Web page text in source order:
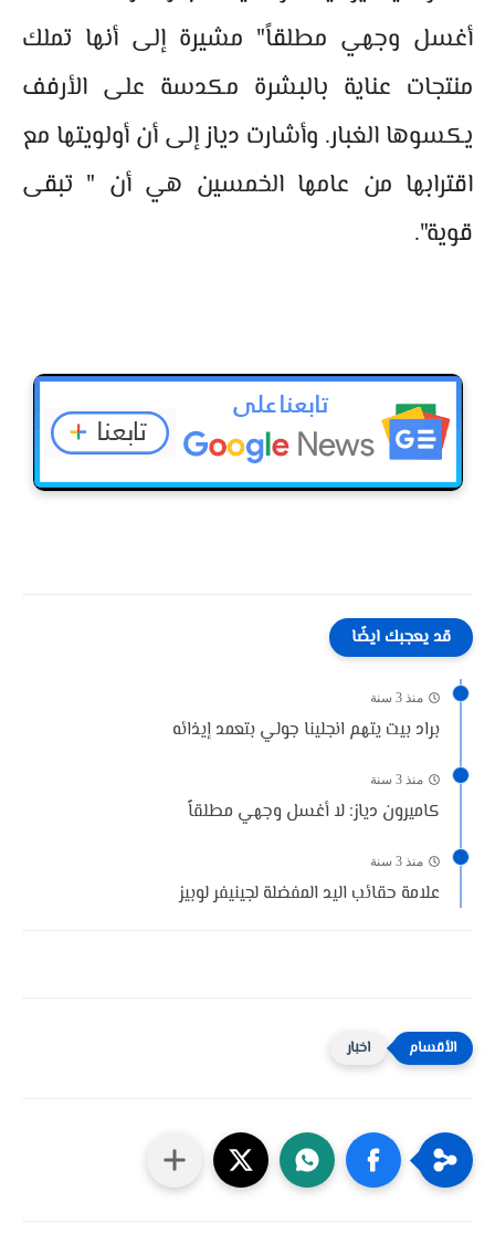
أغسل وجهي مطلقاً" مشيرة إلى أنها تملك
منتجات عناية بالبشرة مكدسة على الأرفف
يكسوها الغبار. وأشارت دياز إلى أن أولويتها مع
اقترابها من عامها الخمسين هي أن " تبقى
قوية".
قد يعجبك ايضًا
منذ 3 سنة
براد بيت يتهم انجلينا جولي بتعمد إيذائه
منذ 3 سنة
كاميرون دياز: لا أغسل وجهي مطلقاً
منذ 3 سنة
علامة حقائب اليد المفضلة لجينيفر لوبيز
اخبار